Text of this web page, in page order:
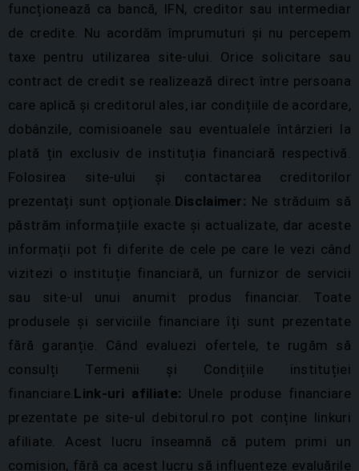
funcționează ca bancă, IFN, creditor sau intermediar
de credite. Nu acordăm împrumuturi și nu percepem
taxe pentru utilizarea site-ului. Orice solicitare sau
contract de credit se realizează direct între persoana
care aplică și creditorul ales, iar condițiile de acordare,
dobânzile, comisioanele sau eventualele întârzieri la
plată țin exclusiv de instituția financiară respectivă.
Folosirea site-ului și contactarea creditorilor
prezentați sunt opționale. Disclaimer: Ne străduim să
păstrăm informațiile exacte și actualizate, dar aceste
informații pot fi diferite de cele pe care le vezi când
vizitezi o instituție financiară, un furnizor de servicii
sau site-ul unui anumit produs financiar. Toate
produsele și serviciile financiare îți sunt prezentate
fără garanție. Când evaluezi ofertele, te rugăm să
consulți Termenii și Condițiile instituției
financiare.Link-uri afiliate: Unele produse financiare
prezentate pe site-ul debitorul.ro pot conține linkuri
afiliate. Acest lucru înseamnă că putem primi un
comision, fără ca acest lucru să influențeze evaluările